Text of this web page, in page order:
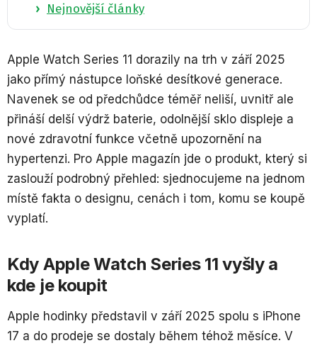
Nejnovější články
Apple Watch Series 11 dorazily na trh v září 2025
jako přímý nástupce loňské desítkové generace.
Navenek se od předchůdce téměř neliší, uvnitř ale
přináší delší výdrž baterie, odolnější sklo displeje a
nové zdravotní funkce včetně upozornění na
hypertenzi. Pro Apple magazín jde o produkt, který si
zaslouží podrobný přehled: sjednocujeme na jednom
místě fakta o designu, cenách i tom, komu se koupě
vyplatí.
Kdy Apple Watch Series 11 vyšly a
kde je koupit
Apple hodinky představil v září 2025 spolu s iPhone
17 a do prodeje se dostaly během téhož měsíce. V